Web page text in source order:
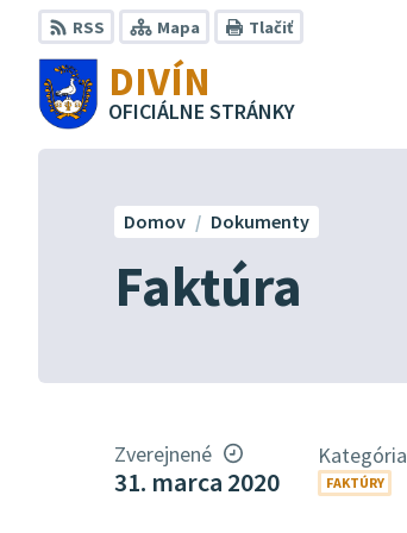
Preskočiť
na
obsah
RSS Mapa Tlačiť
DIVÍN
OFICIÁLNE STRÁNKY
Faktúra
Domov Dokumenty
Zverejnené
31. marca 2020
Kategória
FAKTÚRY